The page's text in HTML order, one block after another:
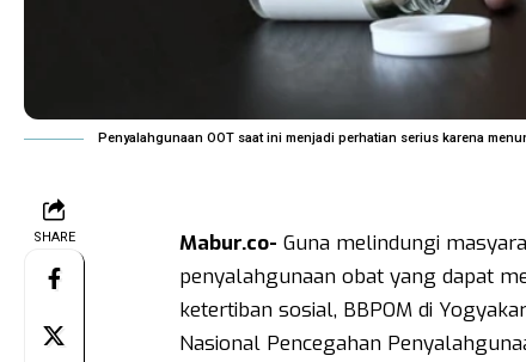
Penyalahgunaan OOT saat ini menjadi perhatian serius karena
SHARE Mabur.co- Guna melindungi
penyalahgunaan obat yang dapat
ketertiban sosial, BBPOM di
Nasional Pencegahan